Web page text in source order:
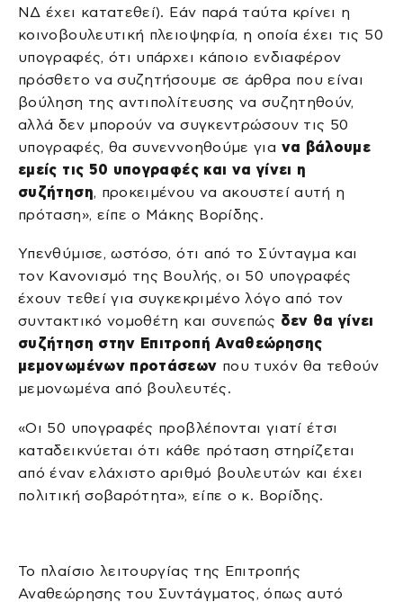
ΝΔ έχει κατατεθεί). Εάν παρά ταύτα κρίνει η
κοινοβουλευτική πλειοψηφία, η οποία έχει τις 50
υπογραφές, ότι υπάρχει κάποιο ενδιαφέρον
πρόσθετο να συζητήσουμε σε άρθρα που είναι
βούληση της αντιπολίτευσης να συζητηθούν,
αλλά δεν μπορούν να συγκεντρώσουν τις 50
υπογραφές, θα συνεννοηθούμε για να βάλουμε
εμείς τις 50 υπογραφές και να γίνει η
συζήτηση, προκειμένου να ακουστεί αυτή η
πρόταση», είπε ο Μάκης Βορίδης.
Υπενθύμισε, ωστόσο, ότι από το Σύνταγμα και
τον Κανονισμό της Βουλής, οι 50 υπογραφές
έχουν τεθεί για συγκεκριμένο λόγο από τον
συντακτικό νομοθέτη και συνεπώς δεν θα γίνει
συζήτηση στην Επιτροπή Αναθεώρησης
μεμονωμένων προτάσεων που τυχόν θα τεθούν
μεμονωμένα από βουλευτές.
«Οι 50 υπογραφές προβλέπονται γιατί έτσι
καταδεικνύεται ότι κάθε πρόταση στηρίζεται
από έναν ελάχιστο αριθμό βουλευτών και έχει
πολιτική σοβαρότητα», είπε ο κ. Βορίδης.
Το πλαίσιο λειτουργίας της Επιτροπής
Αναθεώρησης του Συντάγματος, όπως αυτό